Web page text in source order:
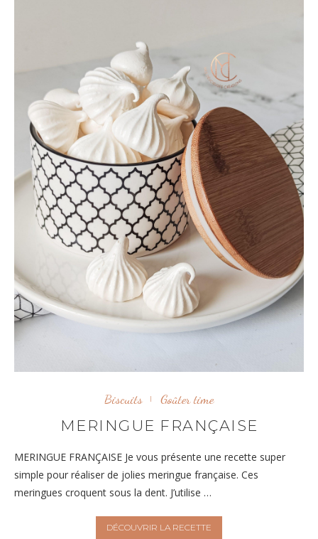
Biscuits Goûter time
MERINGUE FRANÇAISE
MERINGUE FRANÇAISE Je vous présente une recette super
simple pour réaliser de jolies meringue française. Ces
meringues croquent sous la dent. J’utilise …
DÉCOUVRIR LA RECETTE